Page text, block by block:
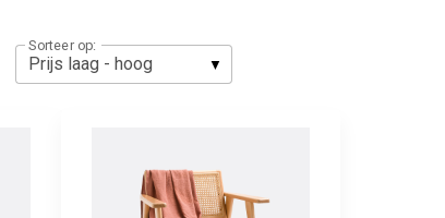
Sorteer op: